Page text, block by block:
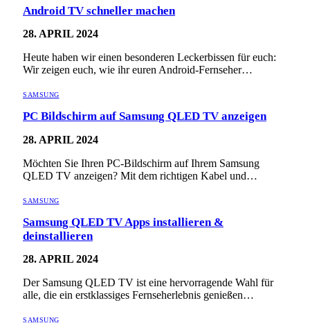
Android TV schneller machen
28. APRIL 2024
Heute haben wir einen besonderen Leckerbissen für euch:
Wir zeigen euch, wie ihr euren Android-Fernseher…
SAMSUNG
PC Bildschirm auf Samsung QLED TV anzeigen
28. APRIL 2024
Möchten Sie Ihren PC-Bildschirm auf Ihrem Samsung
QLED TV anzeigen? Mit dem richtigen Kabel und…
SAMSUNG
Samsung QLED TV Apps installieren &
deinstallieren
28. APRIL 2024
Der Samsung QLED TV ist eine hervorragende Wahl für
alle, die ein erstklassiges Fernseherlebnis genießen…
SAMSUNG